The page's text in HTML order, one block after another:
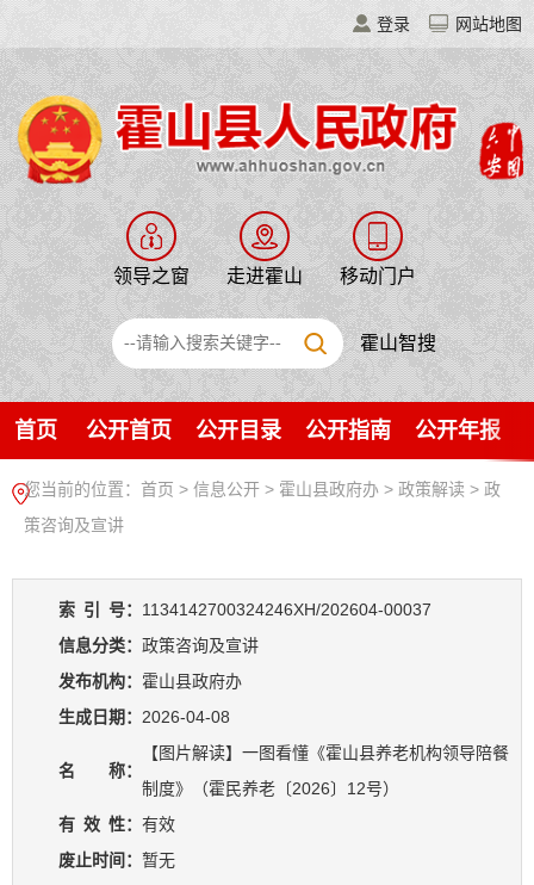
登录 网站地图
领导之窗 走进霍山 移动门户
霍山智搜
首页 公开首页 公开目录 公开指南 公开年报
您当前的位置： 首页 > 信息公开 > 霍山县政府办 > 政策解读 > 政
策咨询及宣讲
索 引 号： 1134142700324246XH/202604-00037
信息分类： 政策咨询及宣讲
发布机构： 霍山县政府办
生成日期： 2026-04-08
名 称：
【图片解读】一图看懂《霍山县养老机构领导陪餐
制度》（霍民养老〔2026〕12号）
有 效 性： 有效
废止时间： 暂无